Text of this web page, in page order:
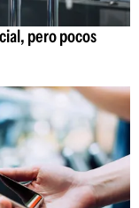
pero pocos